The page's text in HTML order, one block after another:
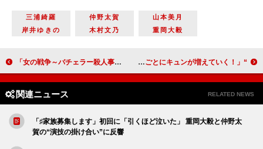
三浦綺羅 仲野太賀
山本美月
岸井ゆきの
木村文乃 重岡大毅
「女の戦争～バチェラー殺人事件～」だまし合いが本格化 激化する女の戦いに「まさに『ゲット・ザ・バチェラー』」 “柊”中川大志は「イケメンでポンコツな役が合っている」 「回を増すごとにキュンが増えていく！」
関連ニュース RELATED NEWS
「♯家族募集します」初回に「引くほど泣いた」 重岡大毅と仲野太
賀の“演技の掛け合い”に反響